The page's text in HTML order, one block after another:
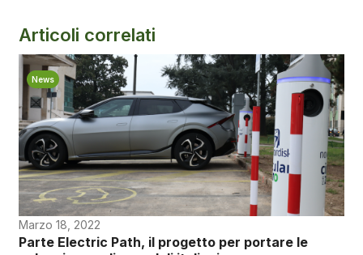
Articoli correlati
News
Marzo 18, 2022
Parte Electric Path, il progetto per portare le